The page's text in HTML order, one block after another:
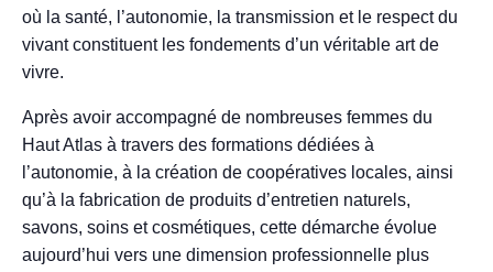
où la santé, l’autonomie, la transmission et le respect du
vivant constituent les fondements d’un véritable art de
vivre.
Après avoir accompagné de nombreuses femmes du
Haut Atlas à travers des formations dédiées à
l’autonomie, à la création de coopératives locales, ainsi
qu’à la fabrication de produits d’entretien naturels,
savons, soins et cosmétiques, cette démarche évolue
aujourd’hui vers une dimension professionnelle plus